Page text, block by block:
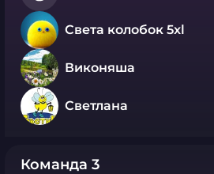
Света колобок 5xl
Виконяша
Светлана
Команда 3